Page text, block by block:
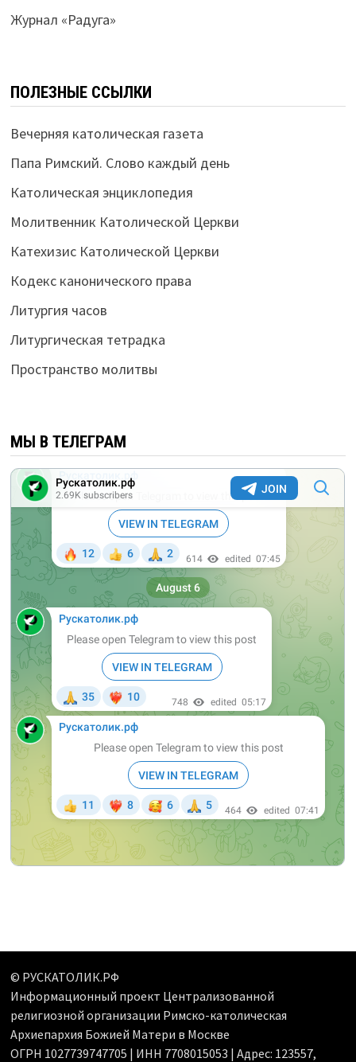
Журнал «Радуга»
ПОЛЕЗНЫЕ ССЫЛКИ
Вечерняя католическая газета
Папа Римский. Слово каждый день
Католическая энциклопедия
Молитвенник Католической Церкви
Катехизис Католической Церкви
Кодекс канонического права
Литургия часов
Литургическая тетрадка
Пространство молитвы
МЫ В ТЕЛЕГРАМ
© РУСКАТОЛИК.РФ
Информационный проект Централизованной
религиозной организации Римско-католическая
Архиепархия Божией Матери в Москве
ОГРН 1027739747705 | ИНН 7708015053 | Адрес: 123557,